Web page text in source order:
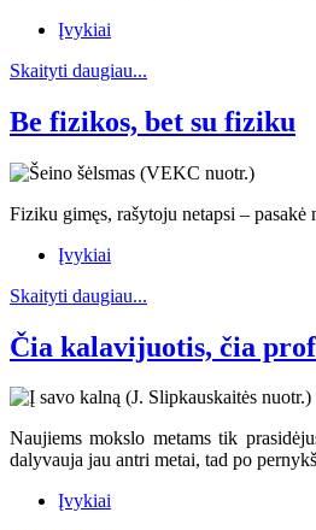
Įvykiai
Skaityti daugiau...
Be fizikos, bet su fiziku
Fiziku gimęs, rašytoju netapsi –
Įvykiai
Skaityti daugiau...
Čia kalavijuotis, čia
Naujiems mokslo metams tik
dalyvauja jau antri metai, tad po
Įvykiai